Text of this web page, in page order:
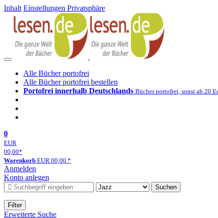
Inhalt Einstellungen Privatsphäre
Alle Bücher portofrei
Alle Bücher portofrei bestellen
Portofrei innerhalb Deutschlands Bücher portofrei, sonst ab 20
0
EUR
00,00*
Warenkorb EUR 00,00 *
Anmelden
Konto anlegen
Suchen
Filter
Erweiterte Suche